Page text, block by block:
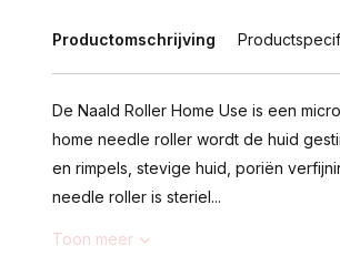
Productomschrijving
De Naald Roller Home Use is een
home needle roller wordt de huid
en rimpels, stevige huid, poriën
needle roller is steriel...
Toon meer